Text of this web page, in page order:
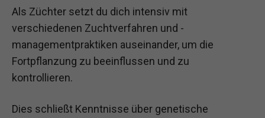
Als Züchter setzt du dich intensiv mit
verschiedenen Zuchtverfahren und -
managementpraktiken auseinander, um die
Fortpflanzung zu beeinflussen und zu
kontrollieren.
Dies schließt Kenntnisse über genetische